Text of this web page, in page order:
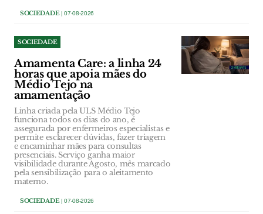
SOCIEDADE| 07-08-2026
SOCIEDADE
Amamenta Care: a linha 24
horas que apoia mães do
Médio Tejo na
amamentação
Linha criada pela ULS Médio Tejo
funciona todos os dias do ano, é
assegurada por enfermeiros especialistas e
permite esclarecer dúvidas, fazer triagem
e encaminhar mães para consultas
presenciais. Serviço ganha maior
visibilidade durante Agosto, mês marcado
pela sensibilização para o aleitamento
materno.
SOCIEDADE| 07-08-2026